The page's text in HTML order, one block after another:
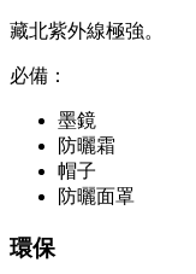
藏北紫外線極強。
必備：
墨鏡
防曬霜
帽子
防曬面罩
環保